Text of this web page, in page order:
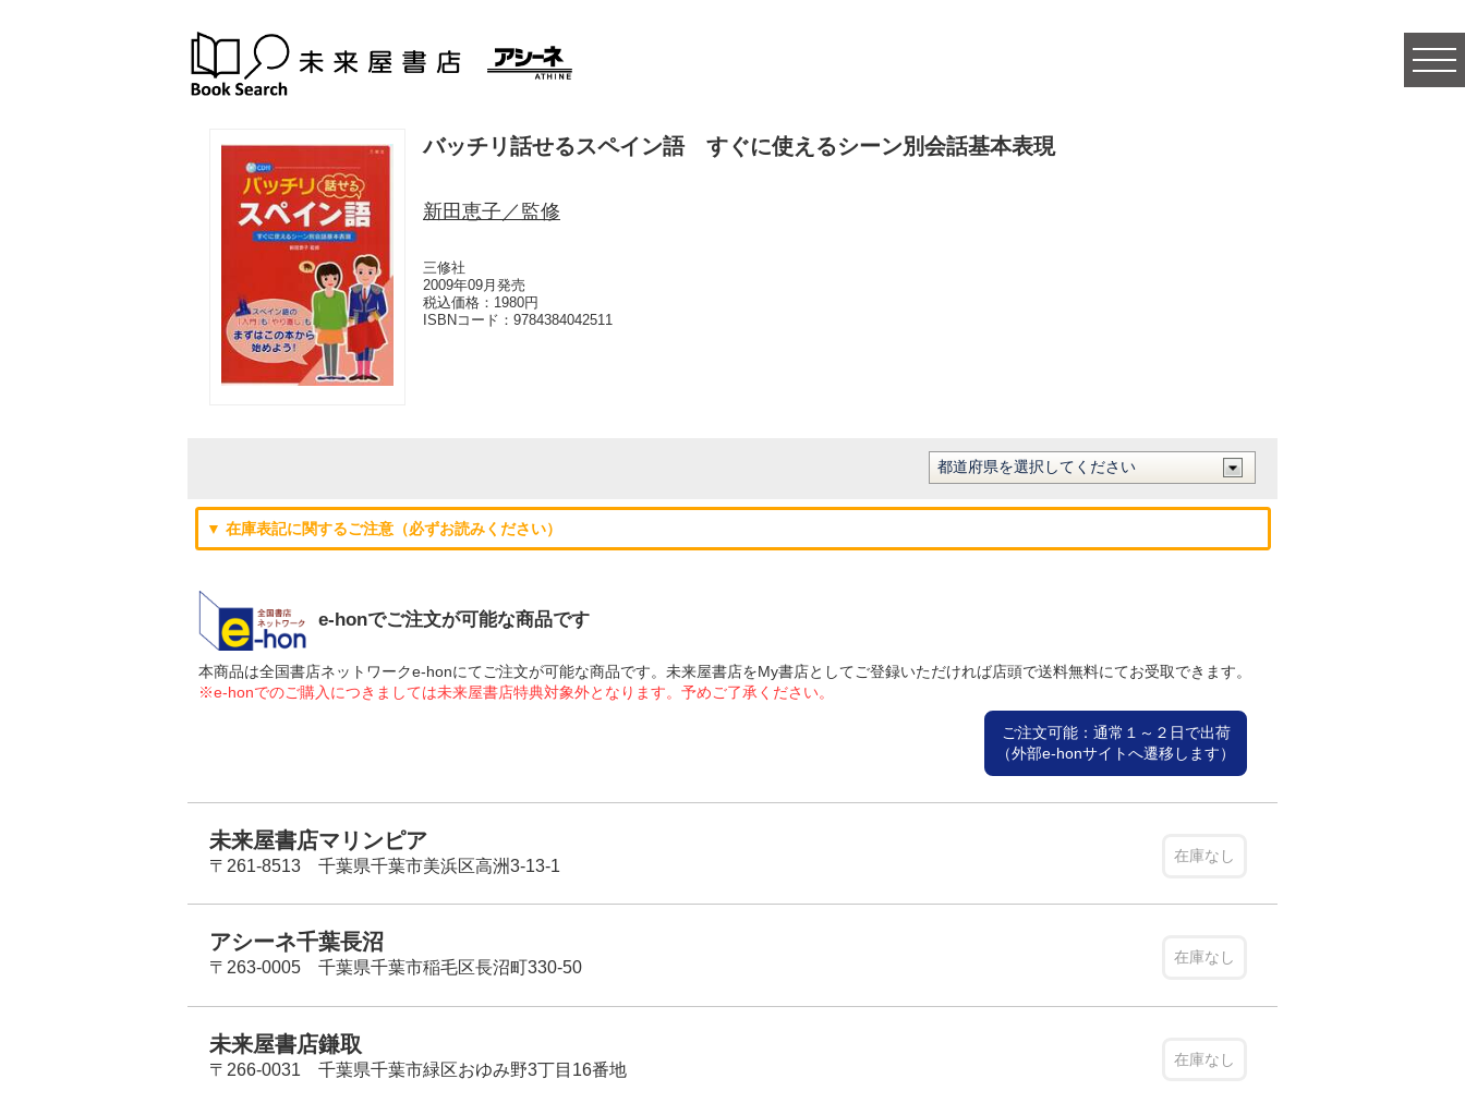
バッチリ話せるスペイン語 すぐに使えるシーン別会話基本表現
新田恵子／監修
三修社
2009年09月発売
税込価格：1980円
ISBNコード： 9784384042511
▼ 在庫表記に関するご注意（必ずお読みください）
e-honでご注文が可能な商品です
本商品は全国書店ネットワークe-honにてご注文が可能な商品です。未来屋書店をMy書店としてご登録いただければ店頭で送料無料にてお受取できます。
※e-honでのご購入につきましては未来屋書店特典対象外となります。予めご了承ください。
ご注文可能：通常１～２日で出荷
（外部e-honサイトへ遷移します）
未来屋書店マリンピア
〒261-8513 千葉県千葉市美浜区高洲3-13-1
在庫なし
アシーネ千葉長沼
〒263-0005 千葉県千葉市稲毛区長沼町330-50
在庫なし
未来屋書店鎌取
〒266-0031 千葉県千葉市緑区おゆみ野3丁目16番地
在庫なし